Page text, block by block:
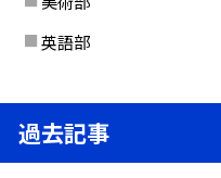
英語部
過去記事